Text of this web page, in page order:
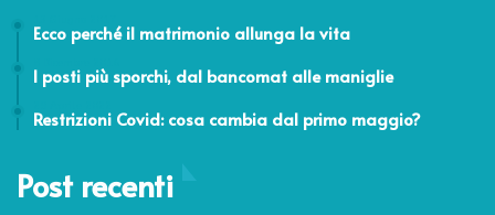
Ecco perché il matrimonio allunga la vita
I posti più sporchi, dal bancomat alle maniglie
Restrizioni Covid: cosa cambia dal primo maggio?
Post recenti